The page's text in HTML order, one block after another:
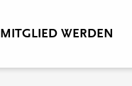
MITGLIED WERDEN